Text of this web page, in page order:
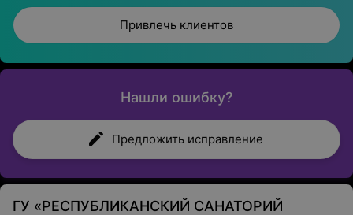
Привлечь клиентов
Нашли ошибку?
Предложить исправление
ГУ «РЕСПУБЛИКАНСКИЙ САНАТОРИЙ